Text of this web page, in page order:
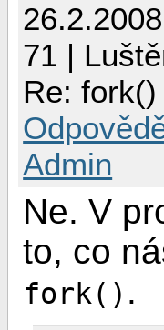
71 |
Re: fork()
Admin
Ne. V
to, co
fork() .